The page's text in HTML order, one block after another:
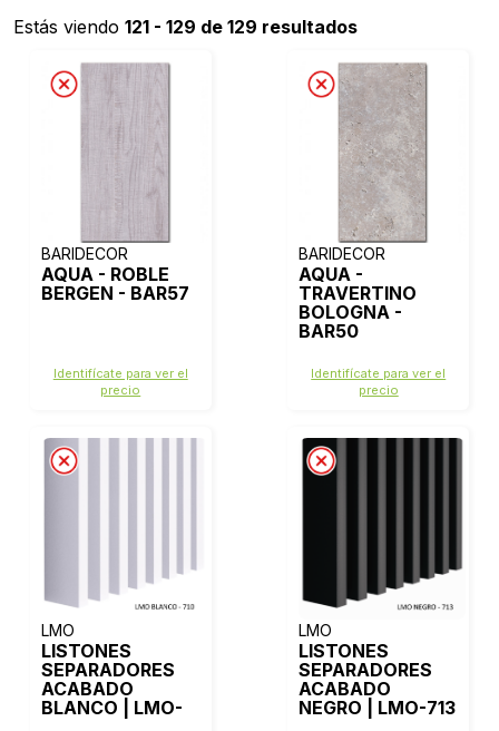
Estás viendo 121 - 129 de 129 resultados
BARIDECOR
AQUA - ROBLE
BERGEN - BAR57
Identifícate para ver el
precio
BARIDECOR
AQUA -
TRAVERTINO
BOLOGNA -
BAR50
Identifícate para ver el
precio
LMO
LISTONES
SEPARADORES
ACABADO
BLANCO | LMO-
LMO
LISTONES
SEPARADORES
ACABADO
NEGRO | LMO-713